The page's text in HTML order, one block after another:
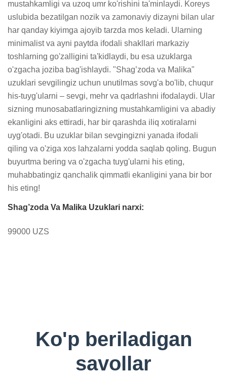
mustahkamligi va uzoq umr ko'rishini ta'minlaydi. Koreys
uslubida bezatilgan nozik va zamonaviy dizayni bilan ular
har qanday kiyimga ajoyib tarzda mos keladi. Ularning
minimalist va ayni paytda ifodali shakllari markaziy
toshlarning go'zalligini ta'kidlaydi, bu esa uzuklarga
o'zgacha joziba bag'ishlaydi. "Shag’zoda va Malika"
uzuklari sevgilingiz uchun unutilmas sovg'a bo'lib, chuqur
his-tuyg'ularni – sevgi, mehr va qadrlashni ifodalaydi. Ular
sizning munosabatlaringizning mustahkamligini va abadiy
ekanligini aks ettiradi, har bir qarashda iliq xotiralarni
uyg'otadi. Bu uzuklar bilan sevgingizni yanada ifodali
qiling va o'ziga xos lahzalarni yodda saqlab qoling. Bugun
buyurtma bering va o'zgacha tuyg'ularni his eting,
muhabbatingiz qanchalik qimmatli ekanligini yana bir bor
his eting!
Shag’zoda Va Malika Uzuklari narxi:
99000 UZS
Ko'p beriladigan
savollar